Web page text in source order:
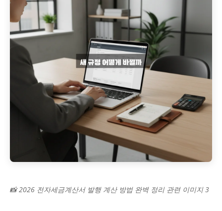
📸 2026 전자세금계산서 발행 계산 방법 완벽 정리 관련 이미지 3